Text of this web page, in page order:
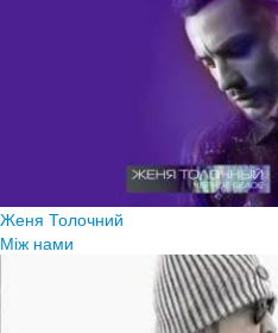
Женя Толочний
Між нами